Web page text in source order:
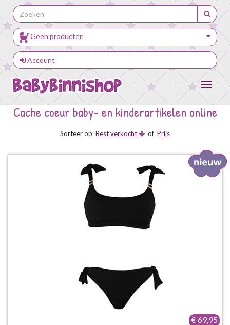
Geen producten
Account
Toggle
Cache coeur baby- en kinderartikelen online
Sorteer op Best verkocht of Prijs
€ 69,95